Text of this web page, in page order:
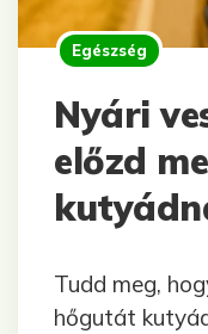
Egészség
Nyári
előzd
Tudd meg,
hőgutát